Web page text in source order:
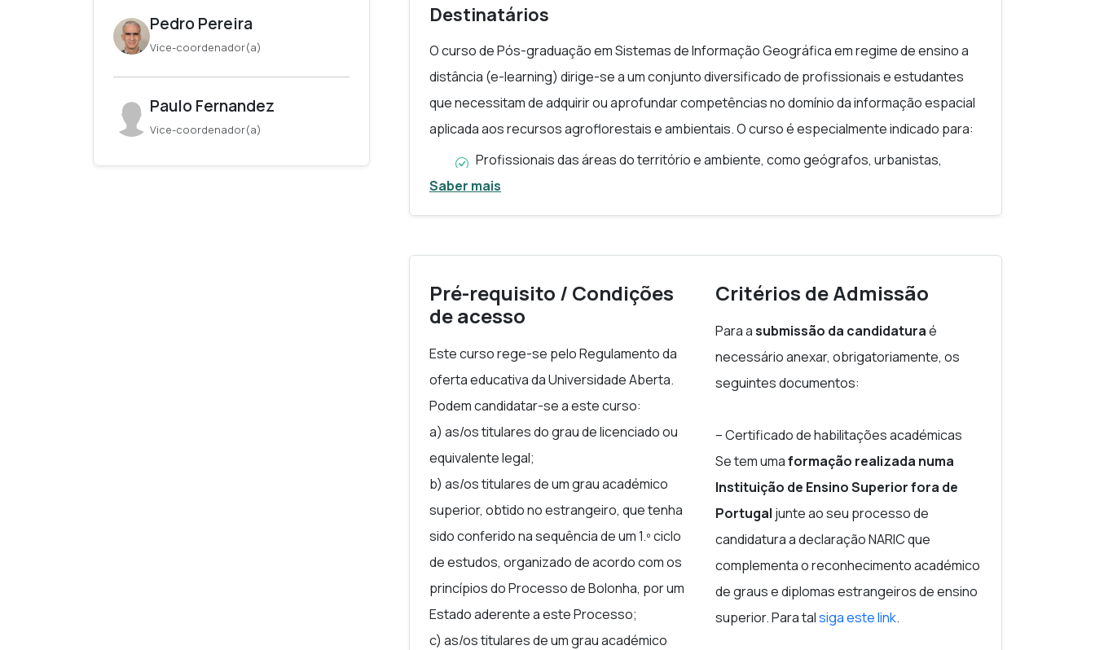
Pedro Pereira
Vice-coordenador(a)
Paulo Fernandez
Vice-coordenador(a)
Gerir e estruturar bases de dados geográficas de forma eficiente.
Desenvolver competências aplicadas em cadastro, modelação de recursos naturais
e planeamento territorial.
Destinatários
O curso de Pós-graduação em Sistemas de Informação Geográfica em regime de ensino a
distância (e-learning) dirige-se a um conjunto diversificado de profissionais e estudantes
que necessitam de adquirir ou aprofundar competências no domínio da informação espacial
aplicada aos recursos agroflorestais e ambientais. O curso é especialmente indicado para:
Profissionais das áreas do território e ambiente, como geógrafos, urbanistas,
arquitetos, engenheiros civis, engenheiros ambientais, gestores florestais e
Profissionais de empresas privadas que utilizem dados georreferenciados, como
consultoras, empresas de prestação de serviços, telecomunicações, transportes,
energia, agricultura de precisão ou gestão de infraestruturas.
Investigadores e académicos que pretendam integrar metodologias SIG nos seus
projetos de investigação.
Recém‑licenciados de áreas como geografia, engenharia, ciências da terra,
informática, biologia, economia ou ciências sociais que desejem especializar‑se num
Profissionais em reconversão ou atualização de competências, que necessitem de
formação flexível e compatível com horários profissionais exigentes.
Saber mais
Pré-requisito / Condições
de acesso
Este curso rege-se pelo Regulamento da
oferta educativa da Universidade Aberta.
Podem candidatar-se a este curso:
a) as/os titulares do grau de licenciado ou
equivalente legal;
b) as/os titulares de um grau académico
superior, obtido no estrangeiro, que tenha
sido conferido na sequência de um 1.º ciclo
de estudos, organizado de acordo com os
princípios do Processo de Bolonha, por um
Estado aderente a este Processo;
c) as/os titulares de um grau académico
Critérios de Admissão
Para asubmissão da candidaturaé
necessário anexar, obrigatoriamente, os
seguintes documentos:
– Certificado de habilitações académicas
Se tem umaformação realizada numa
Instituição de Ensino Superior fora de
Portugal junte ao seu processo de
candidatura a declaração NARIC que
complementa o reconhecimento académico
de graus e diplomas estrangeiros de ensino
superior. Para talsiga este link.